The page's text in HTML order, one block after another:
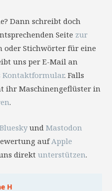
Dann schreibt doch
Seite zur
oder Stichwörter für eine
uns per E-Mail an
Kontaktformular. Falls
ihr Maschinengeflüster in
.
Blueskyund Mastodon
aufApple
direkt unterstützen.